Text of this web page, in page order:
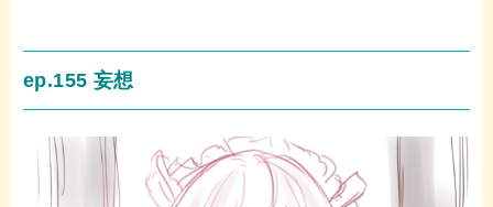
ep.155 妄想